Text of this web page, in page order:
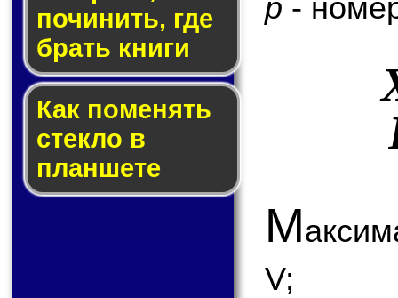
по­чи­нить, где
брать кни­ги
Как по­ме­нять
стек­ло в
планшете
p -
М
V;